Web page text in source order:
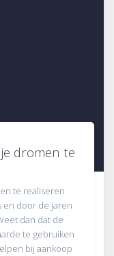
dromen te
te realiseren
en door de jaren
dan dat de
te gebruiken
bij aankoop